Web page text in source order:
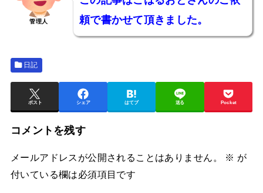
管理人
頼で書かせて頂きました。
日記
ポスト シェア はてブ 送る Pocket
コメントを残す
メールアドレスが公開されることはありません。 ※ が
付いている欄は必須項目です